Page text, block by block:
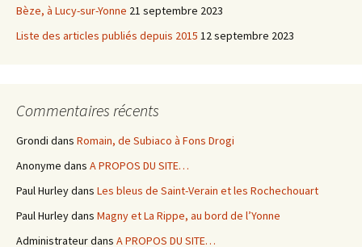
Bèze, à Lucy-sur-Yonne 21 septembre 2023
Liste des articles publiés depuis 2015 12 septembre 2023
Commentaires récents
Grondi dans Romain, de Subiaco à Fons Drogi
Anonyme dans A PROPOS DU SITE…
Paul Hurleydans Les bleus de Saint-Verain et les Rochechouart
Paul Hurleydans Magny et La Rippe, au bord de l’Yonne
Administrateurdans A PROPOS DU SITE…